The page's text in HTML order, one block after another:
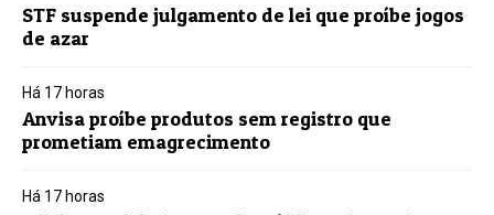
STF suspende julgamento de lei que proíbe jogos
de azar
Há 17 horas
Anvisa proíbe produtos sem registro que
prometiam emagrecimento
Há 17 horas